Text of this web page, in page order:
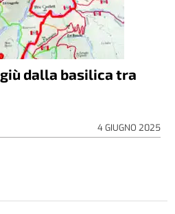
dalla basilica tra
4 GIUGNO 2025